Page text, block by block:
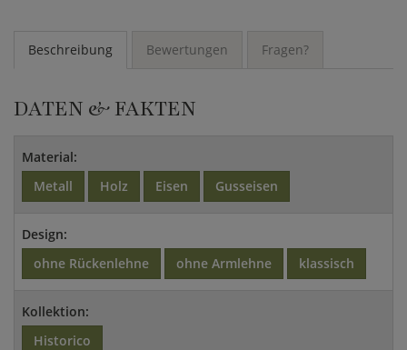
Beschreibung Bewertungen Fragen?
DATEN & FAKTEN
Material:
Metall
Holz Eisen Gusseisen
Design:
ohne Rückenlehne
ohne Armlehne klassisch
Kollektion:
Historico